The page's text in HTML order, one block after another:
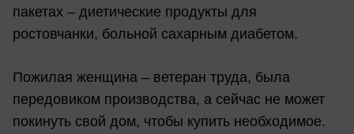
пакетах – диетические продукты для
ростовчанки, больной сахарным диабетом.
Пожилая женщина – ветеран труда, была
передовиком производства, а сейчас не может
покинуть свой дом, чтобы купить необходимое.